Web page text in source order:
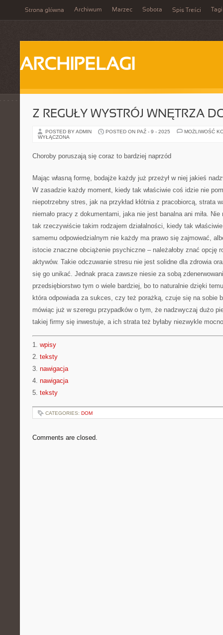
Strona główna Archiwum Marzec Sobota Spis Treści Tagi
ARCHIPELAGI
Z REGUŁY WYSTRÓJ WNĘTRZA
POSTED BY ADMIN POSTED ON PAŹ - 9 - 2025
MOŻLIWOŚĆ
WYŁĄCZONA
Choroby poruszają się coraz to bardziej naprzód
Mając własną formę, bodajże każdy już przeżył w niej jakieś
W zasadzie każdy moment, kiedy tak właściwie coś idzie nie
niepotrzebny stres, jak na przykład kłótnia z pracobiorcą, strata
niemało pracy z dokumentami, jaka nie jest banalna ani miła.
tak rzeczywiście takim rodzajem działalności, kiedy tak
samemu odpowiedzialnym nie każdy ma prawo się zajmować,
istocie znaczne obciążenie psychiczne – należałoby znać opcję
aktywów. Takie odczuwanie stresu nie jest solidne dla zdrowia
się go unikać. Jednak praca zawsze niesie za sobą
przedsiębiorstwo tym o wiele bardziej, bo to naturalnie dzięki
która odpowiada za sukces, czy też porażką, czuje się na sobie
mówiąc już w szeregu przypadków o tym, że nadzwyczaj dużo
takiej firmy się inwestuje, a ich strata też byłaby niezwykle
1. wpisy
2. teksty
3. nawigacja
4. nawigacja
5. teksty
CATEGORIES: DOM
Comments are closed.